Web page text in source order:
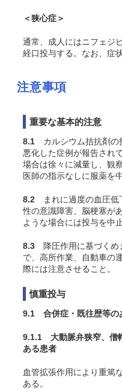
＜狭心症＞
通常、成人にはニフェジ
経口投与する。なお、症
注意事項
重要な基本的注意
8.1 カルシウム拮抗剤の
悪化した症例が報告され
場合は徐々に減量し、観
医師の指示なしに服薬を
8.2 まれに過度の血圧低
性の意識障害、脳梗塞が
ような場合には投与を中
8.3 降圧作用に基づくめ
で、高所作業、自動車の
際には注意させること。
慎重投与
9.1 合併症・既往歴等の
9.1.1 大動脈弁狭窄、僧
ある患者
血管拡張作用により重篤
ある。